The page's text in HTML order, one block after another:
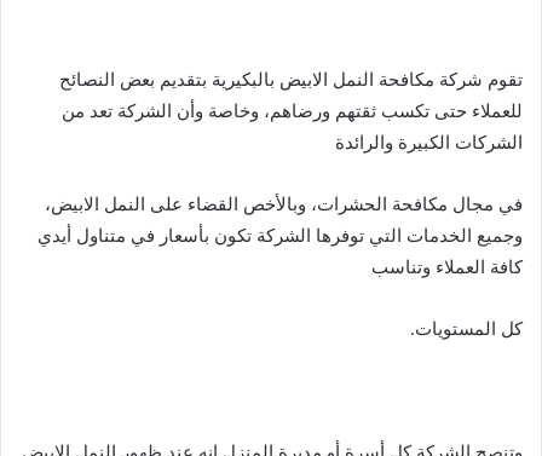
تقوم شركة مكافحة النمل الابيض بالبكيرية بتقديم بعض النصائح
للعملاء حتى تكسب ثقتهم ورضاهم، وخاصة وأن الشركة تعد من
الشركات الكبيرة والرائدة
في مجال مكافحة الحشرات، وبالأخص القضاء على النمل الابيض،
وجميع الخدمات التي توفرها الشركة تكون بأسعار في متناول أيدي
كافة العملاء وتناسب
كل المستويات.
وتنصح الشركة كل أسرة أو مديرة المنزل انه عند ظهور النمل الابيض